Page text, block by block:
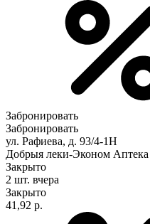
Забронировать
Забронировать
ул. Рафиева, д. 93/4-1Н
Добрыя леки-Эконом
Закрыто
2 шт. вчера
Закрыто
41,92 р.